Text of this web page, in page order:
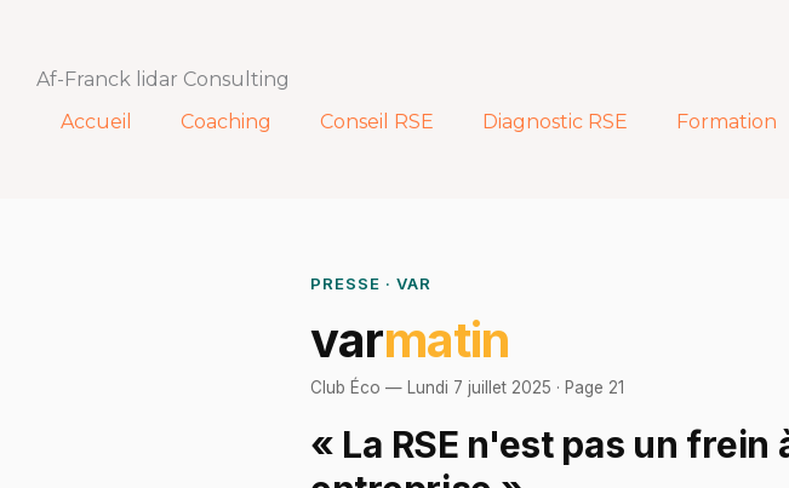
contenu
Af-Franck lidar Consulting
Accueil
Coaching Conseil RSE Diagnostic RSE Formation
PRESSE · VAR
varmatin
Club Éco — Lundi 7 juillet 2025 · Page 21
« La RSE n'est pas un